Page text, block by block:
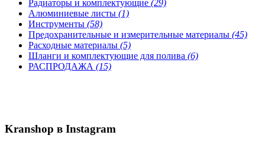
Радиаторы и комплектующие (29)
Алюминиевые листы (1)
Инструменты (58)
Предохранительные и измерительные материалы (45)
Расходные материалы (5)
Шланги и комплектующие для полива (6)
РАСПРОДАЖА (15)
Kranshop в Instagram